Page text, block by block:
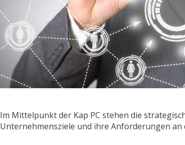
Im Mittelpunkt der Kap PC stehen die
Unternehmensziele und ihre Anforderungen an